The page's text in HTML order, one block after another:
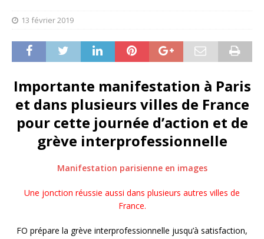
13 février 2019
Importante manifestation à Paris
et dans plusieurs villes de France
pour cette journée d’action et de
grève interprofessionnelle
Manifestation parisienne en images
Une jonction réussie aussi dans plusieurs autres villes de
France.
FO prépare la grève interprofessionnelle jusqu’à satisfaction,